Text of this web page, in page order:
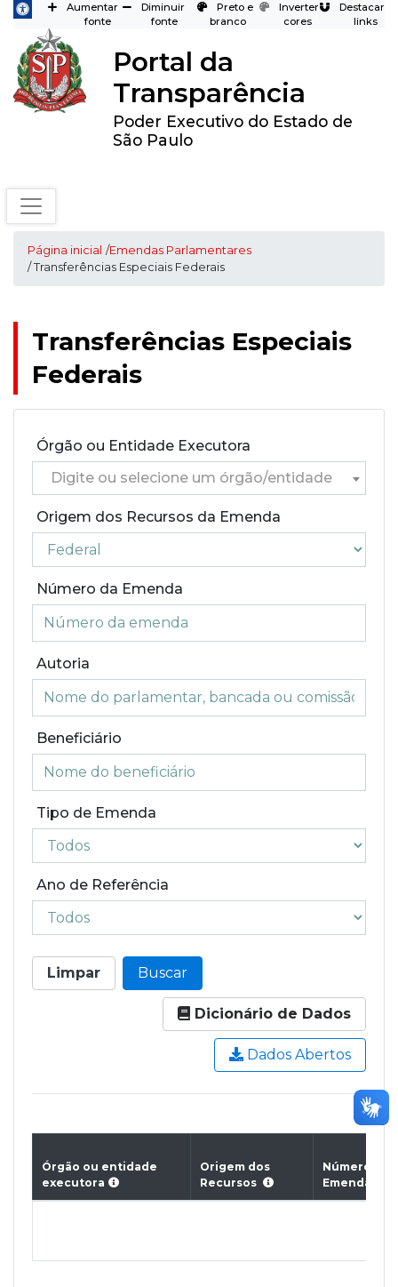
Aumentar
fonte
Diminuir
fonte
Preto e
branco
Inverter
cores
Destacar
links
Portal da
Transparência
Poder Executivo do Estado de
São Paulo
Página inicial /Emendas Parlamentares
/ Transferências Especiais Federais
Transferências Especiais
Federais
Órgão ou Entidade Executora
Digite ou selecione um órgão/entidade
Origem dos Recursos da Emenda
Número da Emenda
Autoria
Beneficiário
Tipo de Emenda
Ano de Referência
Limpar Buscar
Dicionário de Dados
Dados Abertos
Órgão ou entidade
executora
Origem dos
Recursos
Número da
Emenda